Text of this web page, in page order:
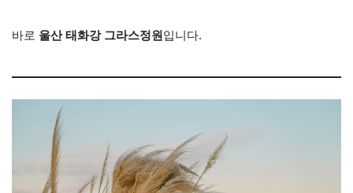
바로 울산 태화강 그라스정원입니다.